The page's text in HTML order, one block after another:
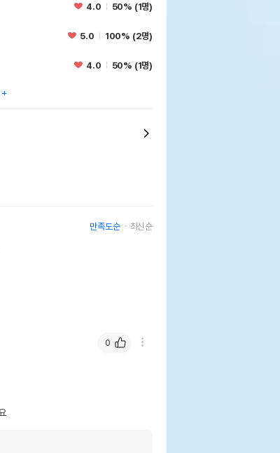
페스티벌 450g
4.0 50% (1명)
5.0 100% (2명)
4.0 50% (1명)
만족도순 최신순
0